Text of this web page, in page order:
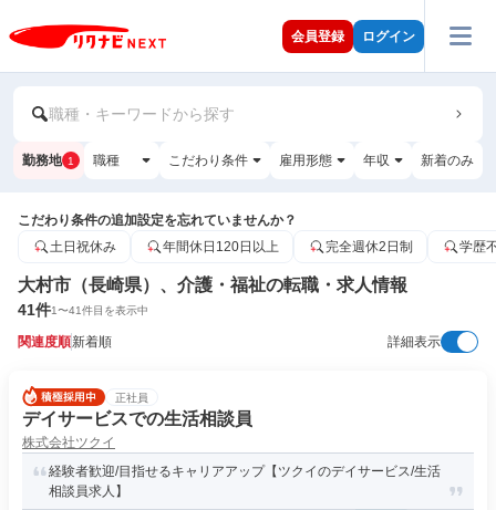
会員登録 ログイン
職種・キーワードから探す
勤務地 1 職種 こだわり条件 雇用形態 年収 新着のみ
こだわり条件の追加設定を忘れていませんか？
土日祝休み
年間休日120日以上 完全週休2日制 学歴
大村市（長崎県）、介護・福祉の転職・求人情報
41件1〜41件目を表示中
関連度順新着順 詳細表示
正社員
デイサービスでの生活相談員
株式会社ツクイ
経験者歓迎/目指せるキャリアアップ【ツクイのデイサービス/生活
相談員求人】